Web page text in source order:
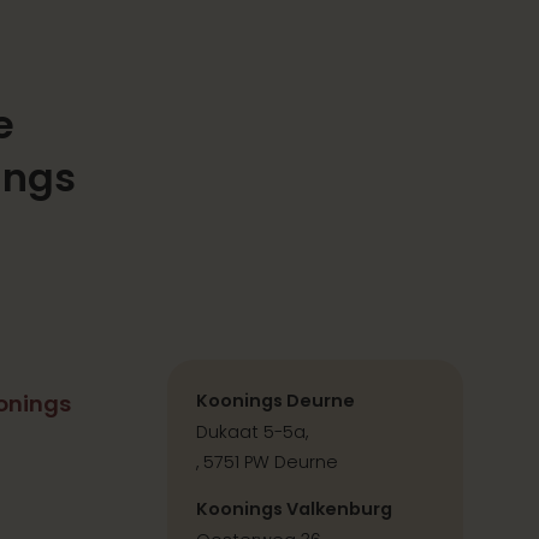
Koonings Deurne
Dukaat 5-5a,
, 5751 PW Deurne
Koonings Valkenburg